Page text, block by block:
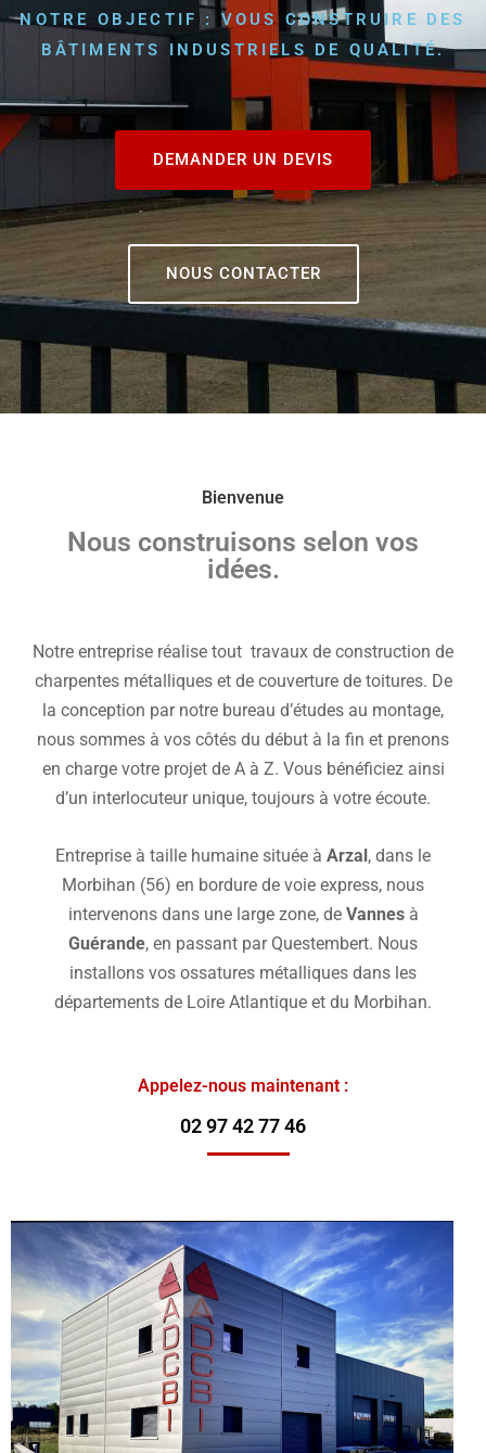
NOTRE OBJECTIF : VOUS CONSTRUIRE DES
BÂTIMENTS INDUSTRIELS DE QUALITÉ.
DEMANDER UN DEVIS
NOUS CONTACTER
Bienvenue
Nous construisons selon vos
idées.
Notre entreprise réalise tout travaux de construction de
charpentes métalliques et de couverture de toitures. De
la conception par notre bureau d’études au montage,
nous sommes à vos côtés du début à la fin et prenons
en charge votre projet de A à Z. Vous bénéficiez ainsi
d’un interlocuteur unique, toujours à votre écoute.
Entreprise à taille humaine située à Arzal, dans le
Morbihan (56) en bordure de voie express, nous
intervenons dans une large zone, de Vannesà
Guérande, en passant par Questembert. Nous
installons vos ossatures métalliques dans les
départements de Loire Atlantique et du Morbihan.
Appelez-nous maintenant :
02 97 42 77 46